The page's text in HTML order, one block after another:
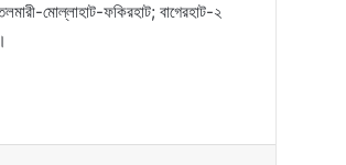
মোল্লাহাট-ফকিরহাট; বাগেরহাট-২